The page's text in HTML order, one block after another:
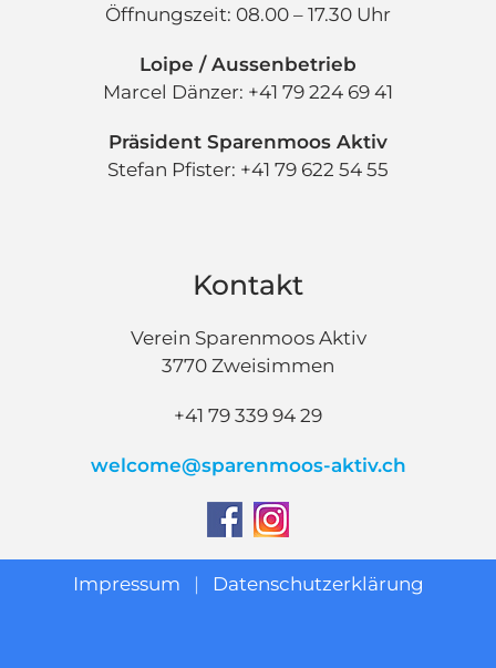
Öffnungszeit: 08.00 – 17.30 Uhr
Loipe / Aussenbetrieb
Marcel Dänzer: +41 79 224 69 41
Präsident Sparenmoos Aktiv
Stefan Pfister: +41 79 622 54 55
Kontakt
Verein Sparenmoos Aktiv
3770 Zweisimmen
+41 79 339 94 29
welcome@sparenmoos-aktiv.ch
Impressum | Datenschutzerklärung